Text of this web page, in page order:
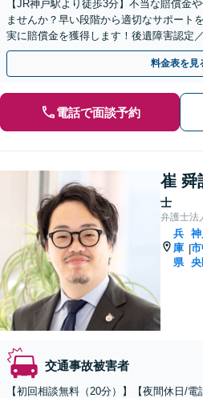
【JR神戸駅より徒歩3分】不当な賠償金
ませんか？早い段階から適切なサポート
実に賠償金を獲得します！後遺障害認定
ます【初回のご相談無料】【土日・夜間
料金表を見
電話で面談予約
崔 舜
士
弁護士法
兵
庫
県
|市
交通事故被害者
【初回相談無料（20分）】【夜間休日/